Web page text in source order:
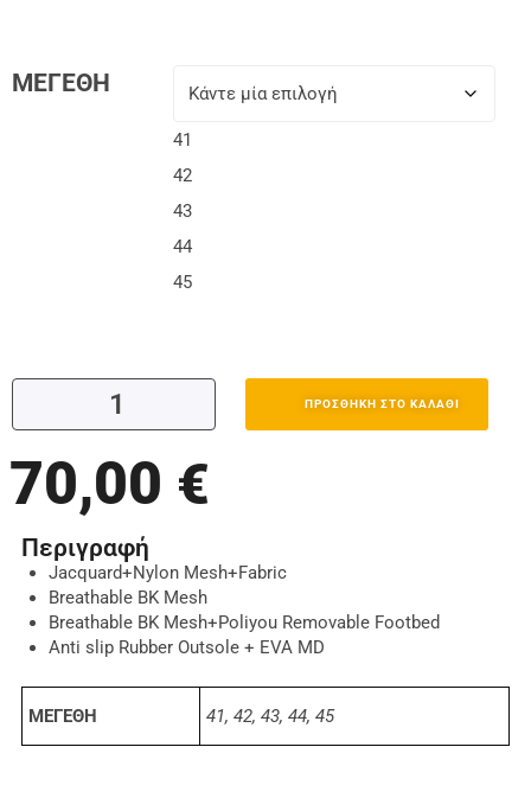
ΜΕΓΕΘΗ
41
42
43
44
45
ΠΡΟΣΘΉΚΗ ΣΤΟ ΚΑΛΆΘΙ
70,00 €
Περιγραφή
Jacquard+Nylon Mesh+Fabric
Breathable BK Mesh
Breathable BK Mesh+Poliyou Removable Footbed
Anti slip Rubber Outsole + EVA MD
ΜΕΓΕΘΗ 41, 42, 43, 44, 45